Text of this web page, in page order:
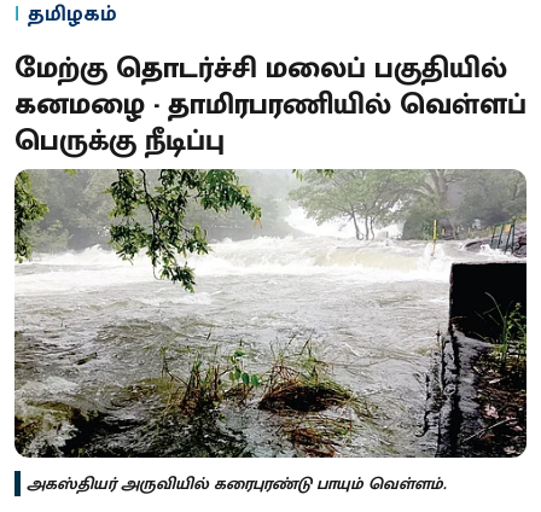
தமிழகம்
மேற்கு தொடர்ச்சி மலைப் பகுதியில்
கனமழை - தாமிரபரணியில் வெள்ளப்
பெருக்கு நீடிப்பு
அகஸ்தியர் அருவியில் கரைபுரண்டு பாயும் வெள்ளம்.